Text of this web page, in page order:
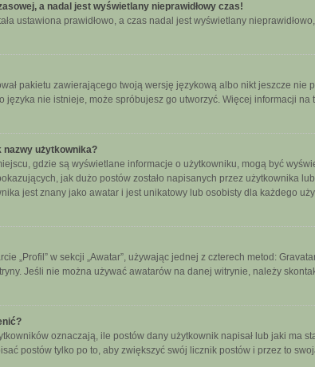
a nadal jest wyświetlany nieprawidłowy czas!
ustawiona prawidłowo, a czas nadal jest wyświetlany
pakietu zawierającego twoją wersję językową albo nikt jeszcze
języka nie istnieje, może spróbujesz go utworzyć. Więcej informacji
nazwy użytkownika?
gdzie są wyświetlane informacje o użytkowniku, mogą być
jak dużo postów zostało napisanych przez użytkownika
jest znany jako awatar i jest unikatowy lub osobisty dla każdego
„Profil” w sekcji „Awatar”, używając jednej z czterech metod:
Jeśli nie można używać awatarów na danej witrynie, należy
oznaczają, ile postów dany użytkownik napisał lub jaki
postów tylko po to, aby zwiększyć swój licznik postów i przez to